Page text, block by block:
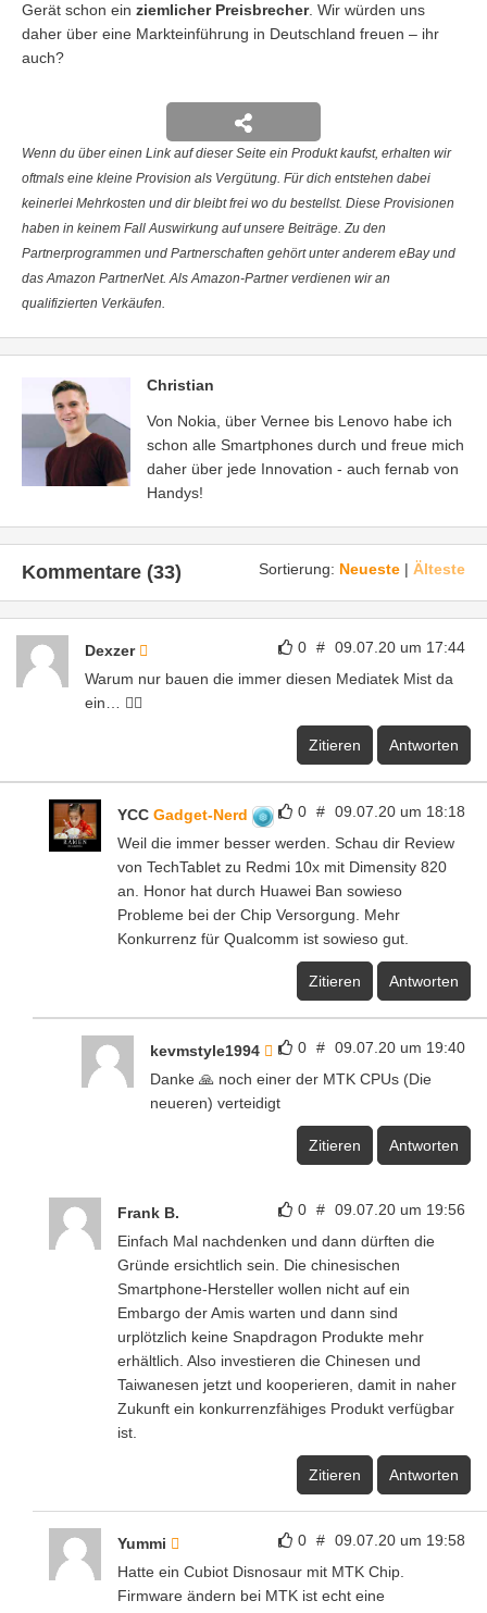
Gerät schon ein ziemlicher Preisbrecher. Wir würden uns
daher über eine Markteinführung in Deutschland freuen – ihr
auch?
Wenn du über einen Link auf dieser Seite ein Produkt kaufst, erhalten wir
oftmals eine kleine Provision als Vergütung. Für dich entstehen dabei
keinerlei Mehrkosten und dir bleibt frei wo du bestellst. Diese Provisionen
haben in keinem Fall Auswirkung auf unsere Beiträge. Zu den
Partnerprogrammen und Partnerschaften gehört unter anderem eBay und
das Amazon PartnerNet. Als Amazon-Partner verdienen wir an
qualifizierten Verkäufen.
Christian
Von Nokia, über Vernee bis Lenovo habe ich
schon alle Smartphones durch und freue mich
daher über jede Innovation - auch fernab von
Handys!
Sortierung: Neueste | Älteste
Kommentare (33)
0 # 09.07.20 um 17:44
Dexzer
Warum nur bauen die immer diesen Mediatek Mist da
ein… 🤦‍♂️
Zitieren Antworten
0 # 09.07.20 um 18:18
YCC Gadget-Nerd
Weil die immer besser werden. Schau dir Review
von TechTablet zu Redmi 10x mit Dimensity 820
an. Honor hat durch Huawei Ban sowieso
Probleme bei der Chip Versorgung. Mehr
Konkurrenz für Qualcomm ist sowieso gut.
Zitieren Antworten
0 # 09.07.20 um 19:40
kevmstyle1994
Danke 🙏 noch einer der MTK CPUs (Die
neueren) verteidigt
Zitieren Antworten
0 # 09.07.20 um 19:56
Frank B.
Einfach Mal nachdenken und dann dürften die
Gründe ersichtlich sein. Die chinesischen
Smartphone-Hersteller wollen nicht auf ein
Embargo der Amis warten und dann sind
urplötzlich keine Snapdragon Produkte mehr
erhältlich. Also investieren die Chinesen und
Taiwanesen jetzt und kooperieren, damit in naher
Zukunft ein konkurrenzfähiges Produkt verfügbar
ist.
Zitieren Antworten
0 # 09.07.20 um 19:58
Yummi
Hatte ein Cubiot Disnosaur mit MTK Chip.
Firmware ändern bei MTK ist echt eine